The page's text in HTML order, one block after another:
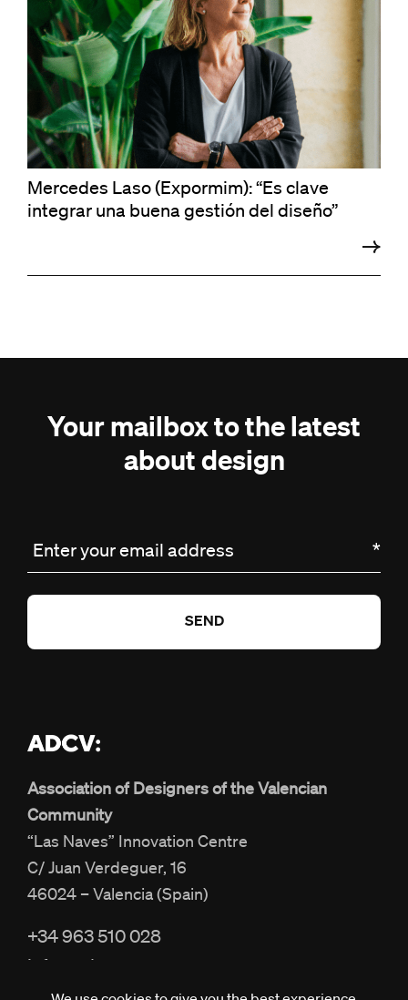
Mercedes Laso (Expormim): “Es clave
integrar una buena gestión del diseño”
Your mailbox to the latest
about design
Enter your email address *
Association of Designers of the Valencian
Community
“Las Naves” Innovation Centre
C/ Juan Verdeguer, 16
46024 – Valencia (Spain)
+34 963 510 028